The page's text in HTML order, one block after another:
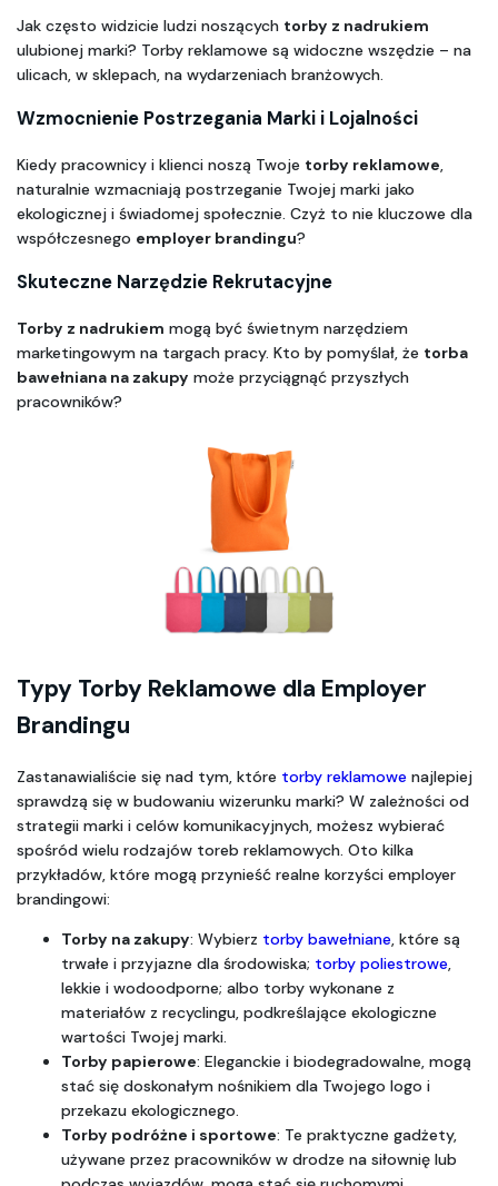
Jak często widzicie ludzi noszących torby z nadrukiem
ulubionej marki? Torby reklamowe są widoczne wszędzie – na
ulicach, w sklepach, na wydarzeniach branżowych.
Wzmocnienie Postrzegania Marki i Lojalności
Kiedy pracownicy i klienci noszą Twoje torby reklamowe,
naturalnie wzmacniają postrzeganie Twojej marki jako
ekologicznej i świadomej społecznie. Czyż to nie kluczowe dla
współczesnego employer brandingu?
Skuteczne Narzędzie Rekrutacyjne
Torby z nadrukiem mogą być świetnym narzędziem
marketingowym na targach pracy. Kto by pomyślał, że torba
bawełniana na zakupy może przyciągnąć przyszłych
pracowników?
Typy Torby Reklamowe dla Employer
Brandingu
Zastanawialiście się nad tym, które torby reklamowe najlepiej
sprawdzą się w budowaniu wizerunku marki? W zależności od
strategii marki i celów komunikacyjnych, możesz wybierać
spośród wielu rodzajów toreb reklamowych. Oto kilka
przykładów, które mogą przynieść realne korzyści employer
brandingowi:
Torby na zakupy: Wybierz torby bawełniane, które są
trwałe i przyjazne dla środowiska; torby poliestrowe,
lekkie i wodoodporne; albo torby wykonane z
materiałów z recyclingu, podkreślające ekologiczne
wartości Twojej marki.
Torby papierowe: Eleganckie i biodegradowalne, mogą
stać się doskonałym nośnikiem dla Twojego logo i
przekazu ekologicznego.
Torby podróżne i sportowe: Te praktyczne gadżety,
używane przez pracowników w drodze na siłownię lub